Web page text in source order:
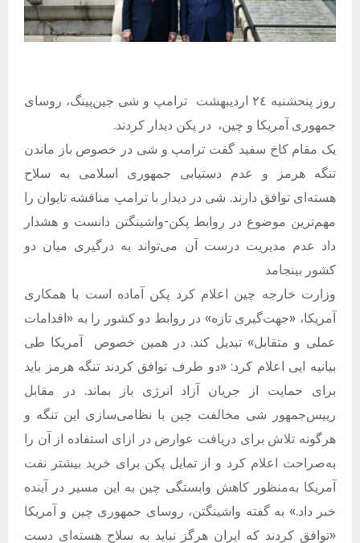
روز پنحشنبه ٢٤ اردیبهشت ترامپ و شی جین‌پینگ، روسای
جمهوری آمریکا و چین، در پکن دیدار کردند.
یک مقام کاخ سفید گفت ترامپ و شی در خصوص باز ماندن
تنگه هرمز و عدم دستیابی جمهوری اسلامی به سلاح
هسته‌ای توافق دارند. شی در دیدار با ترامپ مناقشه تایوان را
مهم‌ترین موضوع در روابط پکن-واشینگتن دانست و هشدار
داد عدم مدیریت درست آن می‌تواند به درگیری میان دو
کشور بینجامد
وزارت خارجه چین اعلام کرد پکن آماده است با همکاری
آمریکا، «جهت‌گیری تازه» در روابط دو کشور را به «اقدامات
عملی و متقابل» تبدیل کند. در همین خصوص آمریکا طی
بیانیه ایی اعلام کرد: «دو طرف توافق کردند تنگه هرمز باید
برای حمایت از جریان آزاد انرژی باز بماند. در مقابل
رییس‌جمهور شی مخالفت چین با نظامی‌سازی این تنگه و
هرگونه تلاش برای دریافت عوارض در ازای استفاده از آن را
به‌صراحت اعلام کرد و از تمایل پکن برای خرید بیشتر نفت
آمریکا به‌منظور کاهش وابستگی چین به این مسیر در آینده
خبر داد.» به گفته واشینگتن، روسای جمهوری چین و آمریکا
«توافق کردند که ایران هرگز نباید به سلاح هسته‌ای دست